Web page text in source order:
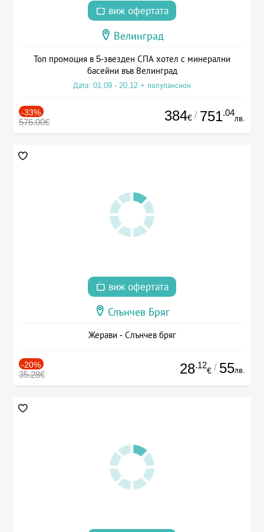
виж офертата
Велинград
Топ промоция в 5-звезден СПА хотел с минерални
басейни във Велинград
Дата: 01.09 - 20.12 + полупансион
-33%
576.00€ 384€ / 751.04
лв.
виж офертата
Слънчев Бряг
Жерави - Слънчев бряг
-20%
35.28€ 28.12
€ / 55лв.